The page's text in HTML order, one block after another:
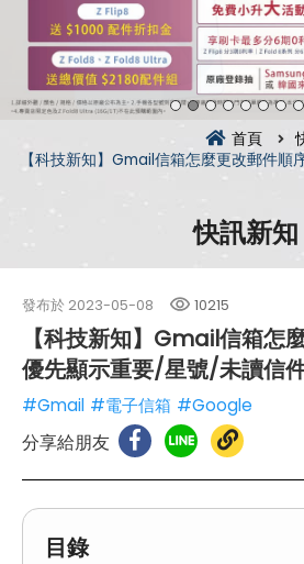
首頁
【科技新知】Gmail信箱怎麼更改郵件
快訊新知
發布於 2023-05-08 10215
【科技新知】Gmail信箱怎
優先顯示重要/星號/未讀信
#Gmail #電子信箱 #Google
分享給朋友
目錄